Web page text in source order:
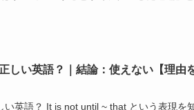
しい英語？｜結論：使えない【理由
英語？ It is not until ~ that という表現を